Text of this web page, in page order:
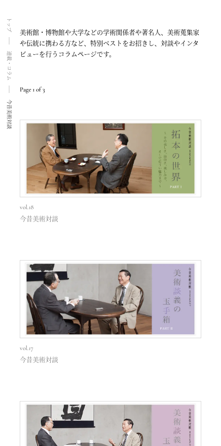
トップ
連載・コラム
今昔美術対談
美術館・博物館や大学などの学術関係者や著名人、美術蒐集家
や伝統に携わる方など、特別ベストをお招きし、対談やインタ
ビューを行うコラムページです。
Page 1 of 3
vol.18
今昔美術対談
vol.17
今昔美術対談